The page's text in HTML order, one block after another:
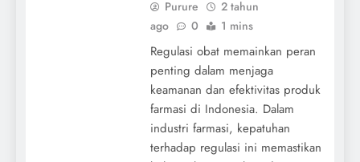
Purure
2 tahun
ago
0 1 mins
Regulasi obat memainkan peran
penting dalam menjaga
keamanan dan efektivitas produk
farmasi di Indonesia. Dalam
industri farmasi, kepatuhan
terhadap regulasi ini memastikan